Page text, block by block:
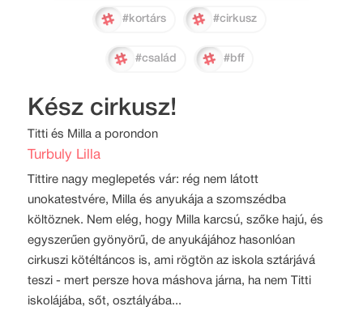
#kortárs #cirkusz
#család #bff
Kész cirkusz!
Titti és Milla a porondon
Turbuly Lilla
Tittire nagy meglepetés vár: rég nem látott
unokatestvére, Milla és anyukája a szomszédba
költöznek. Nem elég, hogy Milla karcsú, szőke hajú, és
egyszerűen gyönyörű, de anyukájához hasonlóan
cirkuszi kötéltáncos is, ami rögtön az iskola sztárjává
teszi - mert persze hova máshova járna, ha nem Titti
iskolájába, sőt, osztályába...